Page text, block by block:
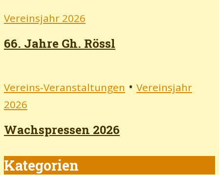
Vereinsjahr 2026
66. Jahre Gh. Rössl
Vereins-Veranstaltungen • Vereinsjahr
2026
Wachspressen 2026
Kategorien